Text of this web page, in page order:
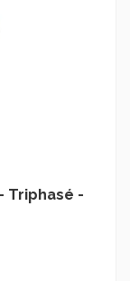
Triphasé -